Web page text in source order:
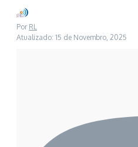
Por RL
Atualizado: 15 de Novembro, 2025